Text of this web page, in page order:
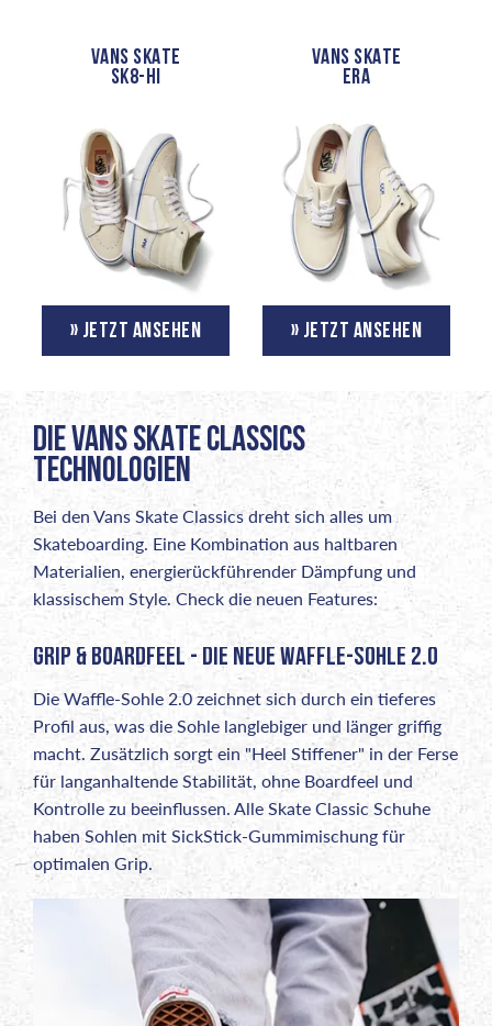
VANS SKATE
SK8-HI
» JETZT ANSEHEN
VANS SKATE
ERA
» JETZT ANSEHEN
DIE VANS SKATE CLASSICS
TECHNOLOGIEN
Bei den Vans Skate Classics dreht sich alles um
Skateboarding. Eine Kombination aus haltbaren
Materialien, energierückführender Dämpfung und
klassischem Style. Check die neuen Features:
GRIP & BOARDFEEL - DIE NEUE WAFFLE-SOHLE 2.0
Die Waffle-Sohle 2.0 zeichnet sich durch ein tieferes
Profil aus, was die Sohle langlebiger und länger griffig
macht. Zusätzlich sorgt ein "Heel Stiffener" in der Ferse
für langanhaltende Stabilität, ohne Boardfeel und
Kontrolle zu beeinflussen. Alle Skate Classic Schuhe
haben Sohlen mit SickStick-Gummimischung für
optimalen Grip.